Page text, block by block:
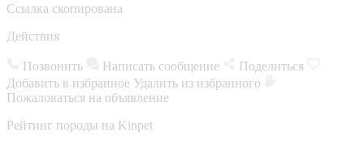
Ссылка скопирована
Действия
Позвонить Написать сообщение
Поделиться
Добавить в избранное Удалить из избранного
Пожаловаться на объявление
Рейтинг породы на Kinpet